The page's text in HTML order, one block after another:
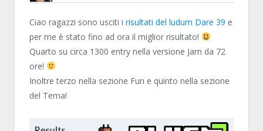
HAVANA24
Ciao ragazzi sono usciti i risultati del ludum Dare 39 e
per me è stato fino ad ora il miglior risultato!
Quarto su circa 1300 entry nella versione Jam da 72
ore!
Inoltre terzo nella sezione Fun e quinto nella sezione
del Tema!